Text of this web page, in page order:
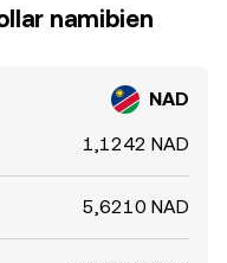
namibien
NAD
1,1242 NAD
5,6210 NAD